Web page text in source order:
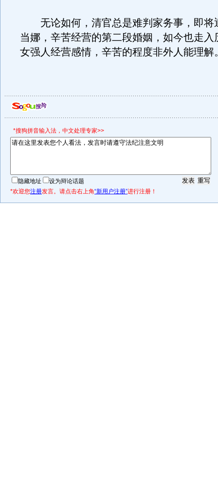
无论如何，清官总是难判家务事，即将
当娜，辛苦经营的第二段婚姻，如今也走入
女强人经营感情，辛苦的程度非外人能理解
*搜狗拼音输入法，中文处理专家>>
隐藏地址
设为辩论话题
*欢迎您注册发言。请点击右上角“新用户注册”进行注册！